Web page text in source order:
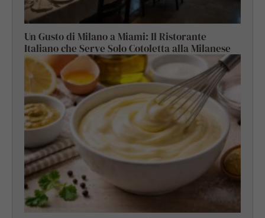
Un Gusto di Milano a Miami: Il Ristorante
Italiano che Serve Solo Cotoletta alla Milanese